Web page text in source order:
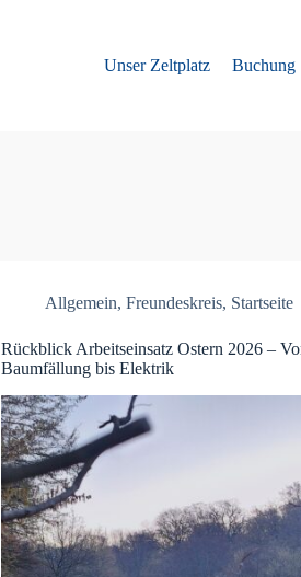
Unser Zeltplatz Buchung
Allgemein,Freundeskreis, Startseite
Rückblick Arbeitseinsatz Ostern 2026 –
Baumfällung bis Elektrik